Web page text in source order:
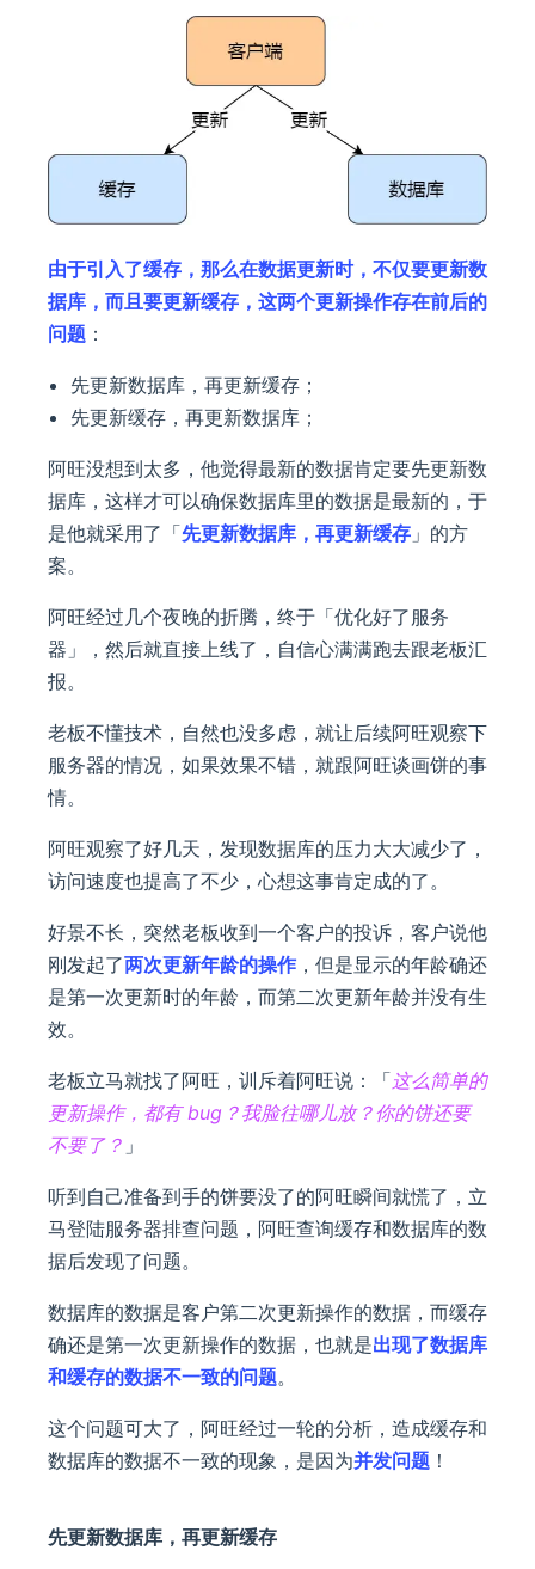
由于引入了缓存，那么在数据更新时，不仅要更新数
据库，而且要更新缓存，这两个更新操作存在前后的
问题 ：
先更新数据库，再更新缓存；
先更新缓存，再更新数据库；
阿旺没想到太多，他觉得最新的数据肯定要先更新数
据库，这样才可以确保数据库里的数据是最新的，于
是他就采用了「先更新数据库，再更新缓存 」的方
案。
阿旺经过几个夜晚的折腾，终于「优化好了服务
器」，然后就直接上线了，自信心满满跑去跟老板汇
报。
老板不懂技术，自然也没多虑，就让后续阿旺观察下
服务器的情况，如果效果不错，就跟阿旺谈画饼的事
情。
阿旺观察了好几天，发现数据库的压力大大减少了，
访问速度也提高了不少，心想这事肯定成的了。
好景不长，突然老板收到一个客户的投诉，客户说他
刚发起了两次更新年龄的操作 ，但是显示的年龄确还
是第一次更新时的年龄，而第二次更新年龄并没有生
效。
老板立马就找了阿旺，训斥着阿旺说：「这么简单的
更新操作，都有 bug？我脸往哪儿放？你的饼还要
不要了？ 」
听到自己准备到手的饼要没了的阿旺瞬间就慌了，立
马登陆服务器排查问题，阿旺查询缓存和数据库的数
据后发现了问题。
数据库的数据是客户第二次更新操作的数据，而缓存
确还是第一次更新操作的数据，也就是出现了数据库
和缓存的数据不一致的问题。
这个问题可大了，阿旺经过一轮的分析，造成缓存和
数据库的数据不一致的现象，是因为并发问题 ！
先更新数据库，再更新缓存